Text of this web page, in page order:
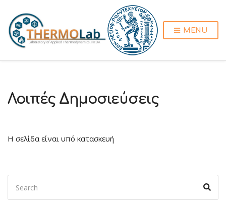
MENU
Λοιπές Δημοσιεύσεις
Η σελίδα είναι υπό κατασκευή
Search
for: